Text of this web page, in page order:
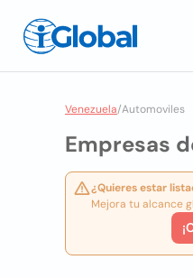
Venezuela/Automoviles
Empresas
¿Quieres estar
Mejora tu alcance